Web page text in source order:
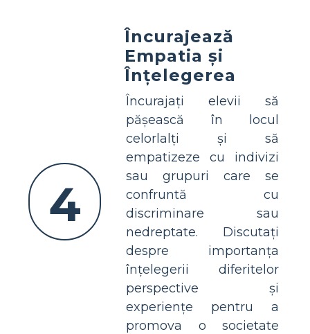
4
Încurajează
Empatia și
Înțelegerea
Încurajați elevii să
pășească în locul
celorlalți și să
empatizeze cu indivizi
sau grupuri care se
confruntă cu
discriminare sau
nedreptate. Discutați
despre importanța
înțelegerii diferitelor
perspective și
experiențe pentru a
promova o societate